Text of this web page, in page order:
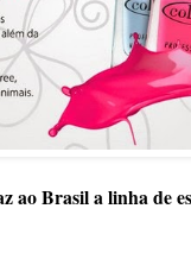
ao Brasil a linha de